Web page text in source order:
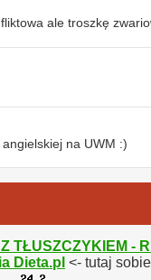
ale troszkę
na UWM :)
TŁUSZCZYKIEM -
Dieta.pl <- tutaj